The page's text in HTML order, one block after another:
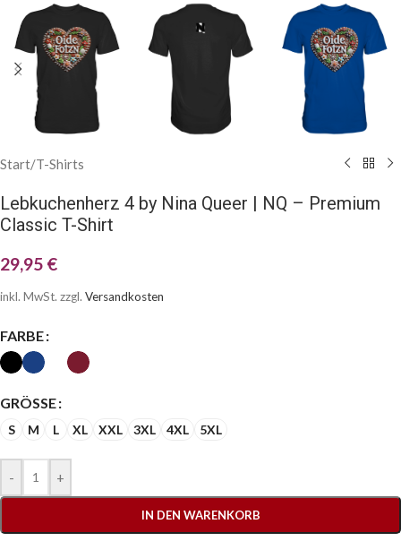
Start/T-Shirts
Lebkuchenherz 4 by Nina Queer | NQ – Premium
Classic T-Shirt
29,95 €
inkl. MwSt. zzgl. Versandkosten
FARBE
GRÖSSE
S M L XL XXL 3XL 4XL 5XL
- +
IN DEN WARENKORB